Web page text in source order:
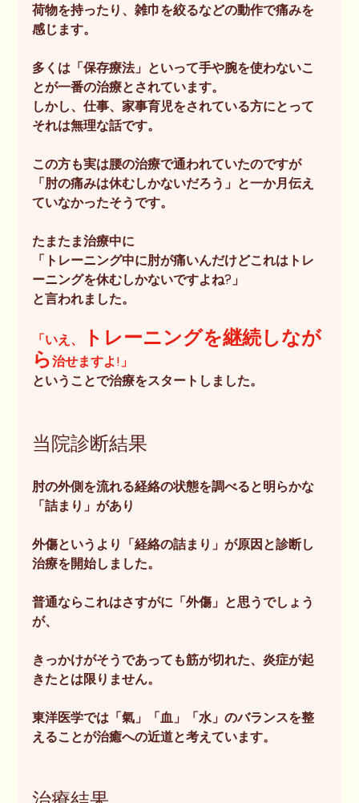
荷物を持ったり、雑巾を絞るなどの動作で痛みを
感じます。
多くは「保存療法」といって手や腕を使わないこ
とが一番の治療とされています。
しかし、仕事、家事育児をされている方にとって
それは無理な話です。
この方も実は腰の治療で通われていたのですが
「肘の痛みは休むしかないだろう」と一か月伝え
ていなかったそうです。
たまたま治療中に
「トレーニング中に肘が痛いんだけどこれはトレ
ーニングを休むしかないですよね?」
と言われました。
「いえ、
トレーニングを継続しなが
ら治せますよ!」
ということで治療をスタートしました。
当院診断結果
肘の外側を流れる経絡の状態を調べると明らかな
「詰まり」があり
外傷というより「経絡の詰まり」が原因と診断し
治療を開始しました。
普通ならこれはさすがに「外傷」と思うでしょう
が、
きっかけがそうであっても筋が切れた、炎症が起
きたとは限りません。
東洋医学では「氣」「血」「水」のバランスを整
えることが治癒への近道と考えています。